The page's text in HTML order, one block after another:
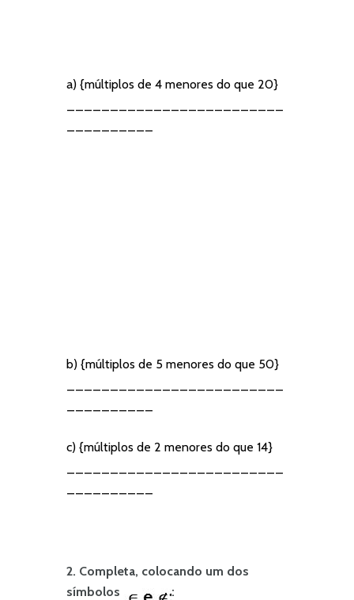
a) {múltiplos de 4 menores do que 20}
b) {múltiplos de 5 menores do que 50}
c) {múltiplos de 2 menores do que 14}
2. Completa, colocando um dos
símbolos
: